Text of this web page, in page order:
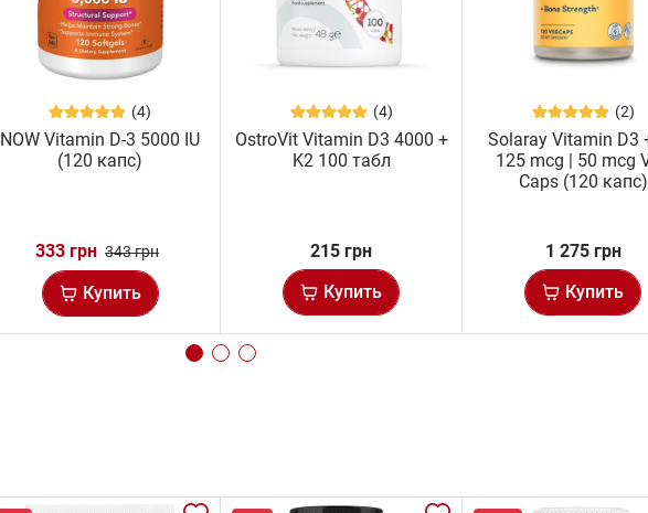
(4)
NOW Vitamin D-3 5000 IU
(120 капс)
333 грн 343 грн
Купить
(4)
OstroVit Vitamin D3 4000 +
K2 100 табл
215 грн
Купить
(2)
Solaray Vitamin D3
125 mcg | 50 mcg
Caps (120 капс)
1 275 грн
Купить